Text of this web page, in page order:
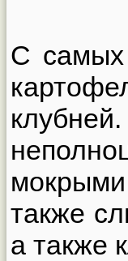
С самых
также
а также